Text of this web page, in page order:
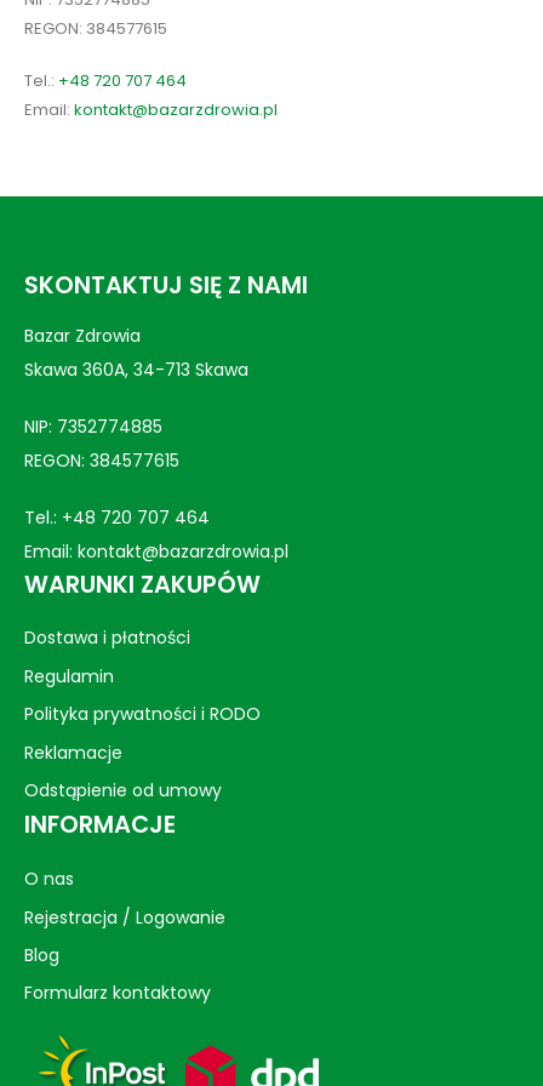
REGON: 384577615
Tel.: +48 720 707 464
Email: kontakt@bazarzdrowia.pl
SKONTAKTUJ SIĘ Z NAMI
Bazar Zdrowia
Skawa 360A, 34-713 Skawa
NIP: 7352774885
REGON: 384577615
Tel.: +48 720 707 464
Email: kontakt@bazarzdrowia.pl
WARUNKI ZAKUPÓW
Dostawa i płatności
Regulamin
Polityka prywatności i RODO
Reklamacje
Odstąpienie od umowy
INFORMACJE
O nas
Rejestracja / Logowanie
Blog
Formularz kontaktowy